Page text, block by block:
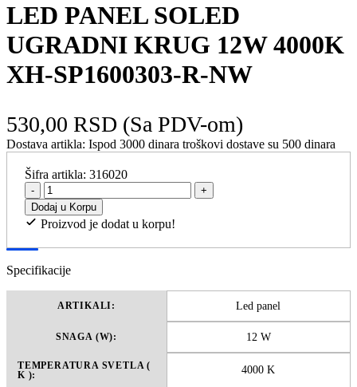
LED PANEL SOLED
UGRADNI KRUG 12W 4000K
XH-SP1600303-R-NW
530,00 RSD (Sa PDV-om)
Dostava artikla: Ispod 3000 dinara troškovi dostave su 500 dinara
Šifra artikla:316020
-
+
Dodaj u Korpu
Proizvod je dodat u korpu!
Specifikacije
ARTIKALI: Led panel
SNAGA (W): 12 W
TEMPERATURA SVETLA (
K ):
4000 K